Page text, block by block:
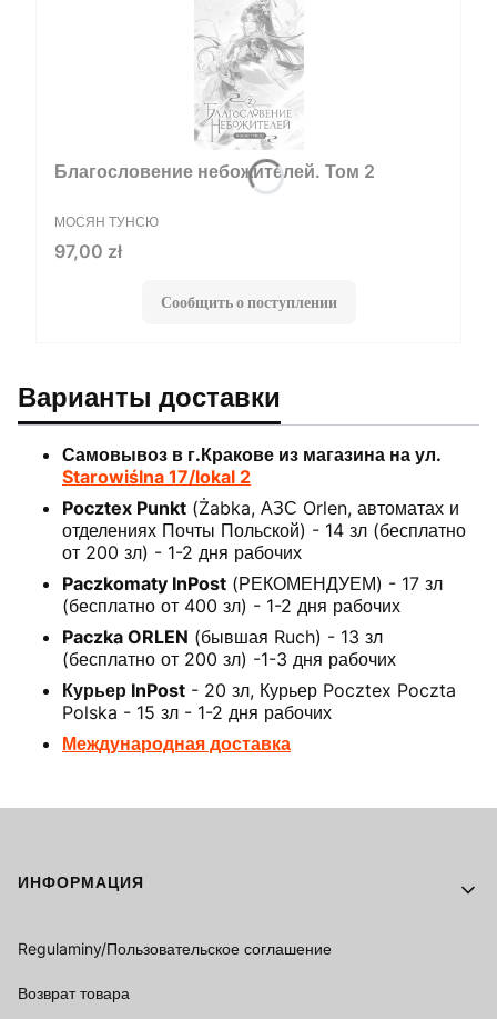
Благословение небожителей. Том 2
ПРОИЗВОДИТЕЛЬ
МОСЯН ТУНСЮ
Цена
97,00 zł
Сообщить о поступлении
Варианты доставки
Самовывоз в г.Кракове из магазина на ул.
Starowiślna 17/lokal 2
Pocztex Punkt (Żabka, АЗС Orlen, автоматах и
отделениях Почты Польской) - 14 зл (бесплатно
от 200 зл) - 1-2 дня рабочих
Paczkomaty InPost (РЕКОМЕНДУЕМ) - 17 зл
(бесплатно от 400 зл) - 1-2 дня рабочих
Paczka ORLEN (бывшая Ruch) - 13 зл
(бесплатно от 200 зл) -1-3 дня рабочих
Курьер InPost - 20 зл, Курьер Pocztex Poczta
Polska - 15 зл - 1-2 дня рабочих
Международная доставка
Footer menu
ИНФОРМАЦИЯ
Regulaminy/Пользовательское соглашение
Возврат товара